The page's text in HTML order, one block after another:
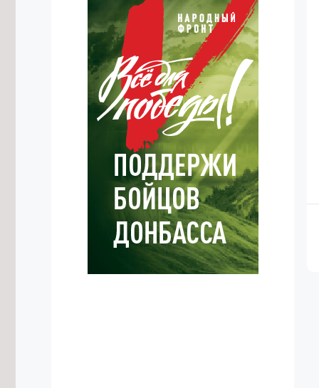
7/08/2026 в 17:43
Аграриям Забайкалья нужно
заготовить 1,1 млн тонн сена к зиме
7/08/2026 в 17:18
Житель Жирекена получил условный
срок за поджог двух автомобилей
из-за конфликта
7/08/2026 в 16:54
Высокий уровень заболеваемости
энтеровирусом сохраняется в
Забайкалье
7/08/2026 в 16:29
Прокуратура потребовала
отремонтировать здание Дворца